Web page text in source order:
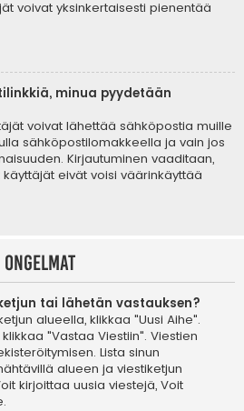
voivat yksinkertaisesti pienentää
minua pyydetään
voivat lähettää sähköpostia muille
sähköpostilomakkeella ja vain jos
Kirjautuminen vaaditaan,
eivät voisi väärinkäyttää
tai lähetän vastauksen?
alueella, klikkaa "Uusi Aihe".
"Vastaa Viestiin". Viestien
Lista sinun
alueen ja viestiketjun
kirjoittaa uusia viestejä, Voit